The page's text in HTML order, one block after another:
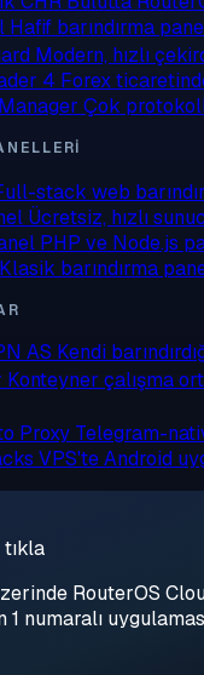
Hafif barındırma
Modern, hızlı
4 Forex
Çok
stack web
Ücretsiz, hızlı
PHP ve Node.js
Klasik barındırma
AS Kendi
Konteyner çalışma
Proxy Telegram-
VPS'te Android
RouterOS
numaralı